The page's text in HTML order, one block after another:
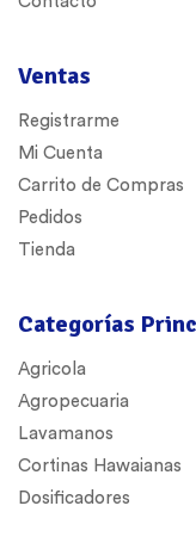
Ventas
Registrarme
Mi Cuenta
Carrito de Compras
Pedidos
Tienda
Categorías
Agricola
Agropecuaria
Lavamanos
Cortinas Hawaianas
Dosificadores